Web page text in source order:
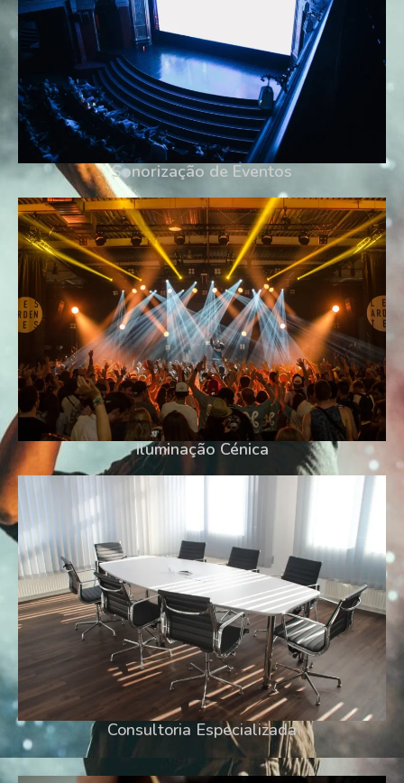
Sonorização de Eventos
Iluminação Cénica
Consultoria Especializada